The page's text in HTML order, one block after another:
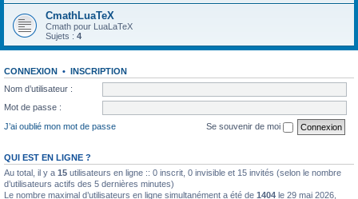
CmathLuaTeX
Cmath pour LuaLaTeX
Sujets : 4
CONNEXION • INSCRIPTION
Nom d’utilisateur :
Mot de passe :
J’ai oublié mon mot de passe
Se souvenir de moi
QUI EST EN LIGNE ?
Au total, il y a 15 utilisateurs en ligne :: 0 inscrit, 0 invisible et 15 invités (selon le nombre
d’utilisateurs actifs des 5 dernières minutes)
Le nombre maximal d’utilisateurs en ligne simultanément a été de 1404 le 29 mai 2026,